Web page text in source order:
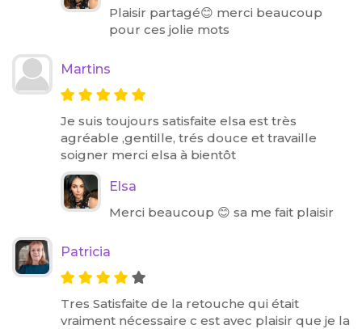
Plaisir partagé😊 merci beaucoup
pour ces jolie mots
Martins
Je suis toujours satisfaite elsa est très
agréable ,gentille, trés douce et travaille
soigner merci elsa à bientôt
Elsa
Merci beaucoup 😊 sa me fait plaisir
Patricia
Tres Satisfaite de la retouche qui était
vraiment nécessaire c est avec plaisir que je la